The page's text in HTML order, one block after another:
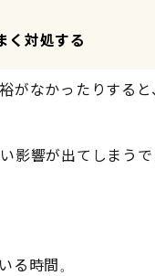
く対処する
がなかったりする
影響が出てしまう
る時間。